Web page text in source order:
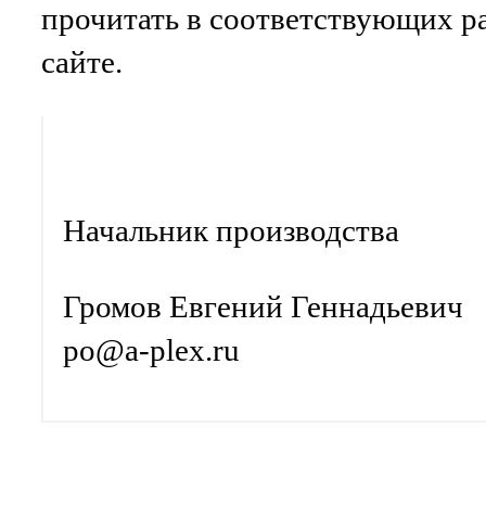
прочитать в соответствующих
сайте.
Начальник производства
Громов Евгений Геннадьевич
po@a-plex.ru